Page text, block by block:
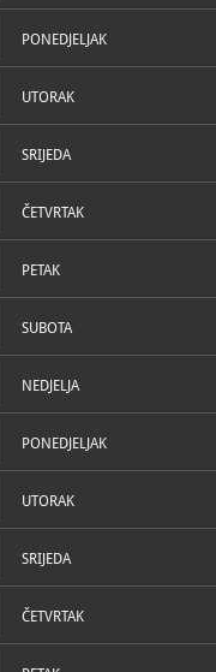
PONEDJELJAK
UTORAK
SRIJEDA
ČETVRTAK
PETAK
SUBOTA
NEDJELJA
PONEDJELJAK
UTORAK
SRIJEDA
ČETVRTAK